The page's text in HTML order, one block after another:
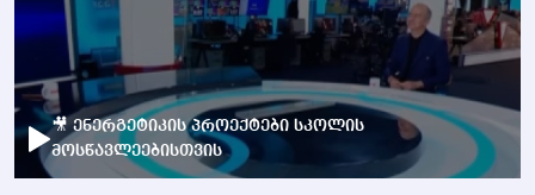
🎥 ენერგეტიკის პროექტები სკოლის
მოსწავლეებისთვის